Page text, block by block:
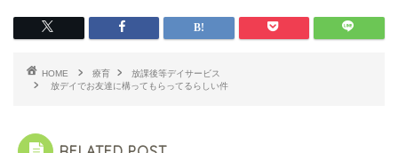
HOME 療育
放課後等デイサービス
放デイでお友達に構ってもらってるらしい件